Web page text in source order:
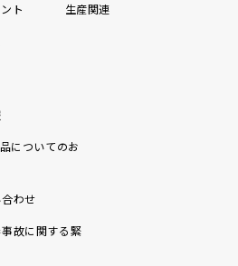
ト
についてのお
わせ
故に関する緊
生産関連